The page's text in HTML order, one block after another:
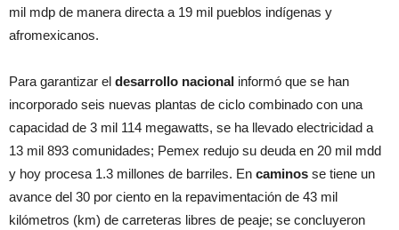
mil mdp de manera directa a 19 mil pueblos indígenas y
afromexicanos.
Para garantizar el desarrollo nacional informó que se han
incorporado seis nuevas plantas de ciclo combinado con una
capacidad de 3 mil 114 megawatts, se ha llevado electricidad a
13 mil 893 comunidades; Pemex redujo su deuda en 20 mil mdd
y hoy procesa 1.3 millones de barriles. En caminos se tiene un
avance del 30 por ciento en la repavimentación de 43 mil
kilómetros (km) de carreteras libres de peaje; se concluyeron